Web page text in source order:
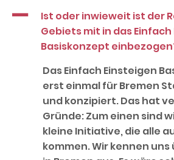
A
Ist oder inwieweit ist der
Gebiets mit in das
Basiskonzept
Das Einfach Einsteigen
erst einmal für Bremen
und konzipiert. Das hat
Gründe: Zum einen sind
kleine Initiative, die alle
kommen. Wir kennen